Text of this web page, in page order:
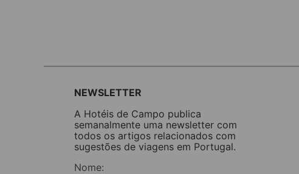
NEWSLETTER
A Hotéis de Campo publica
semanalmente uma newsletter com
todos os artigos relacionados com
sugestões de viagens em Portugal.
Nome: